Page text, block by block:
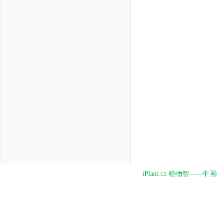
iPlant.cn 植物智——中国